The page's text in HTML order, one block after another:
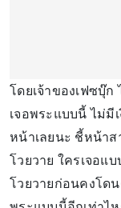
โดยเจ้าของเฟซบุ๊ก
เจอพระแบบนี้ ไม่มี
หน้าเลยนะ ชี้หน้าส
โวยวาย ใครเจอแ
โวยวายก่อนคงโด